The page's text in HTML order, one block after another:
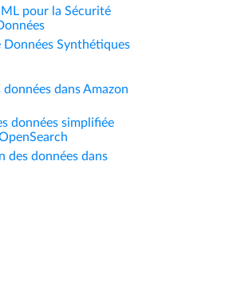
pour la Sécurité
Données Synthétiques
données dans Amazon
données simplifiée
des données dans